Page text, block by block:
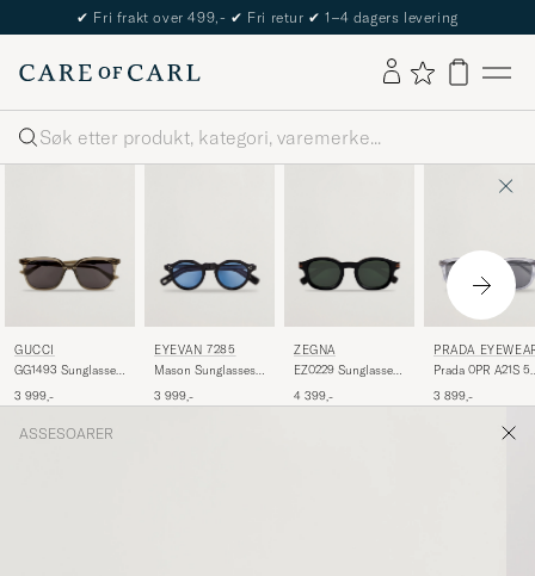
✔ Fri frakt over 499,- ✔ Fri retur ✔ 1–4 dagers levering
Søk
GUCCI
GG1493 Sunglasses
3 999,-
EYEVAN 7285
Mason Sunglasses
3 999,-
ZEGNA
EZ0229 Sunglasses
4 399,-
PRADA
Prada 0PR A21S
3 899,-
ASSESOARER